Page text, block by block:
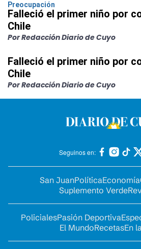
Preocupación
Falleció el primer niño por
Chile
Por Redacción Diario de Cuyo
Falleció el primer niño por
Chile
Por Redacción Diario de Cuyo
Seguinos en:
San JuanPolíticaEconomía
Suplemento Verde
PolicialesPasión Deportiva
El MundoRecetasEn